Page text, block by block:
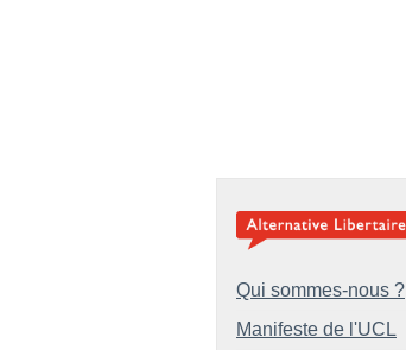
Qui sommes-nous ?
Manifeste de l'UCL